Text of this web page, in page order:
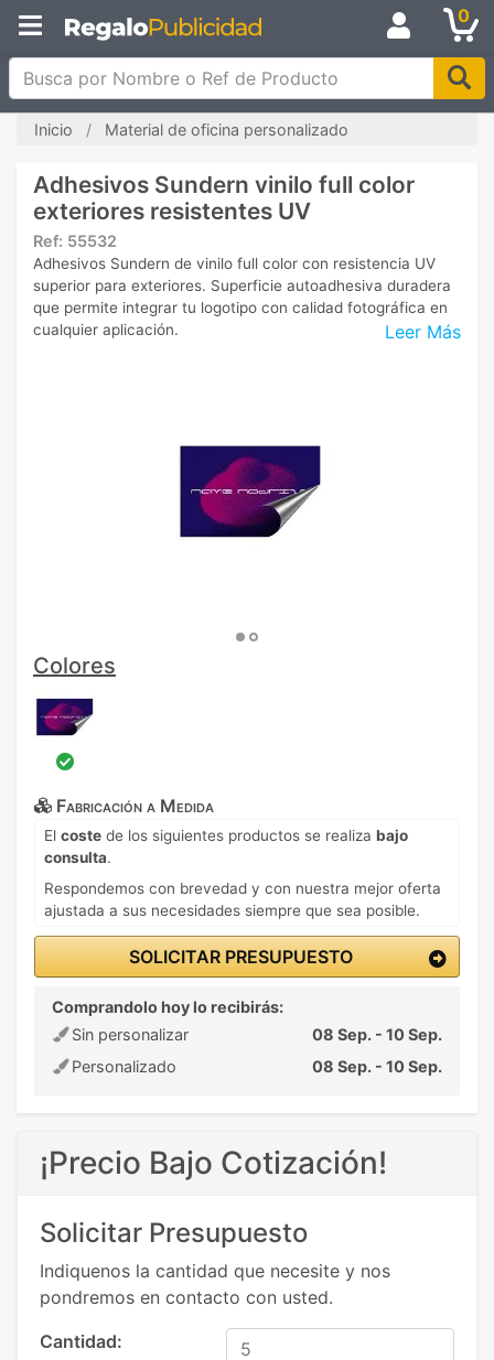
0
Busca por Nombre o Ref de Producto
Inicio Material de oficina personalizado
Adhesivos Sundern vinilo full color
exteriores resistentes UV
Ref: 55532
Leer Más
Adhesivos Sundern de vinilo full color con resistencia UV
superior para exteriores. Superficie autoadhesiva duradera
que permite integrar tu logotipo con calidad fotográfica en
cualquier aplicación.
Colores
Fabricación a Medida
El coste de los siguientes productos se realiza bajo
consulta.
Respondemos con brevedad y con nuestra mejor oferta
ajustada a sus necesidades siempre que sea posible.
SOLICITAR PRESUPUESTO
Comprandolo hoy lo recibirás:
Sin personalizar
08 Sep. - 10 Sep.
Personalizado
08 Sep. - 10 Sep.
¡Precio Bajo Cotización!
Solicitar Presupuesto
Indiquenos la cantidad que necesite y nos
pondremos en contacto con usted.
Cantidad: